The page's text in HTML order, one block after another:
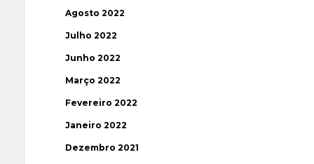
Agosto 2022
Julho 2022
Junho 2022
Março 2022
Fevereiro 2022
Janeiro 2022
Dezembro 2021